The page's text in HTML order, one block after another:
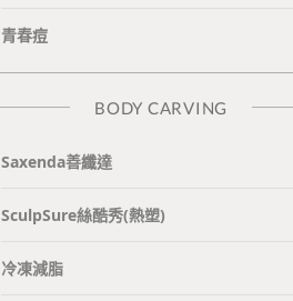
青春痘
BODY CARVING
Saxenda善纖達
SculpSure絲酷秀(熱塑)
冷凍減脂